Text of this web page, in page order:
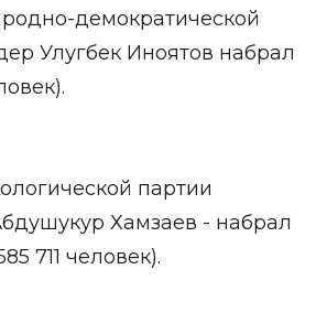
демократической
Улугбек Иноятов набрал
партии
Хамзаев - набрал
711 человек).